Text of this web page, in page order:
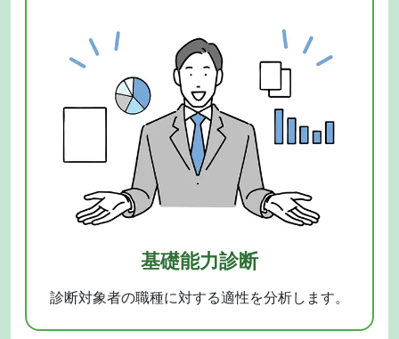
基礎能力診断
診断対象者の職種に対する適性を分析します。